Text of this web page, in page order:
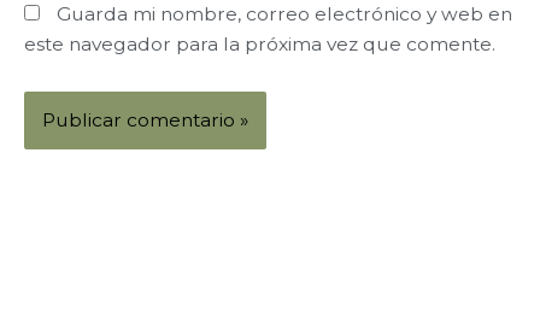
Guarda mi nombre, correo electrónico y web en
este navegador para la próxima vez que comente.